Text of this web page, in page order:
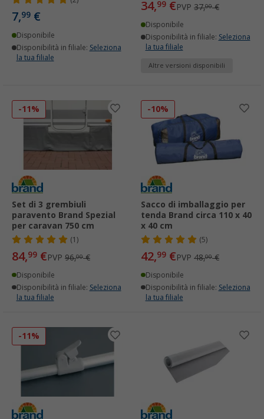
7,99 €
Disponibile
Disponibilità in filiale: Seleziona
la tua filiale
34,99 €PVP 37,00€
Disponibile
Disponibilità in filiale: Seleziona
la tua filiale
Altre versioni disponibili
-11%
Set di 3 grembiuli
paravento Brand Spezial
per caravan 750 cm
(1)
84,99 €PVP 96,00€
Disponibile
Disponibilità in filiale: Seleziona
la tua filiale
-10%
Sacco di imballaggio per
tenda Brand circa 110 x 40
x 40 cm
(5)
42,99 €PVP 48,00€
Disponibile
Disponibilità in filiale: Seleziona
la tua filiale
-11%